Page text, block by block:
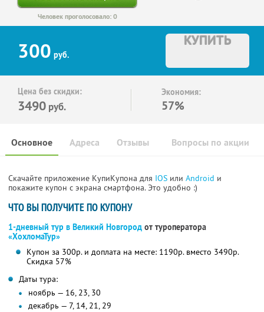
Человек проголосовало: 0
300 руб.
КУПИТЬ
Цена без скидки:
3490 руб.
Экономия:
57%
Основное Отзывы Вопросы по акции
Адреса
Скачайте приложение КупиКупона для IOS или Android и
покажите купон с экрана смартфона. Это удобно :)
ЧТО ВЫ ПОЛУЧИТЕ ПО КУПОНУ
1-дневный тур в Великий Новгород от туроператора
«ХохломаТур»
Купон за 300р. и доплата на месте: 1190р. вместо 3490р.
Скидка 57%
Даты тура:
ноябрь — 16, 23, 30
декабрь — 7, 14, 21, 29